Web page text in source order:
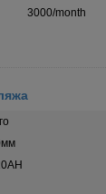
3000/month